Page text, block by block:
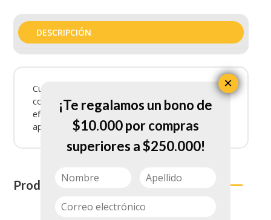
DESCRIPCIÓN
Curva De 1/2 Emt es un producto eléctrico
confiable, diseñado para brindar seguridad,
eficiencia y durabilidad en instalaciones y
aplicaciones eléctricas.
Productos relacionados
¡Te regalamos un bono de
$10.000 por compras
superiores a $250.000!
×